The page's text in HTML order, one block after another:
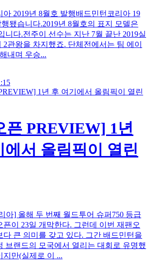
아 2019년 8월호 발행배드민턴코리아 19
됐습니다.2019년 8월호의 표지 모델은
니다.전주이 선수는 지난 7월 끝난 2019실
2관왕을 차지했죠. 단체전에서는 팀 에이
내며 우승...
픈 PREVIEW] 1년
에서 올림픽이 열린
아] 올해 두 번째 월드투어 슈퍼750 등급
픈이 23일 개막한다. 그런데 이번 재팬오
다 큰 의미를 갖고 있다. 그간 배드민턴을
브랜드의 모국에서 열리는 대회로 유명했
지만(실제로 이 ...